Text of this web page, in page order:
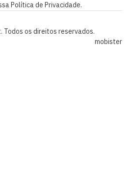
Política de Privacidade.
os direitos reservados.
mobister